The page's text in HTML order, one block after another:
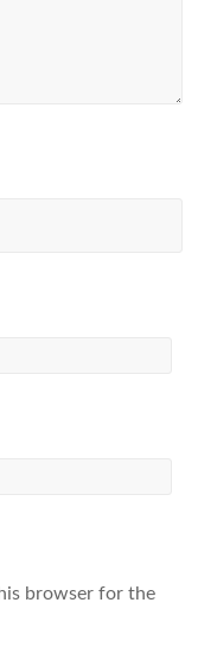
browser for the